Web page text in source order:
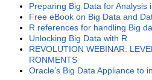
Preparing Big Data for Analysis
Free eBook on Big Data and
R references for handling Big
Unlocking Big Data with R
REVOLUTION WEBINAR:
RONMENTS
Oracle’s Big Data Appliance to